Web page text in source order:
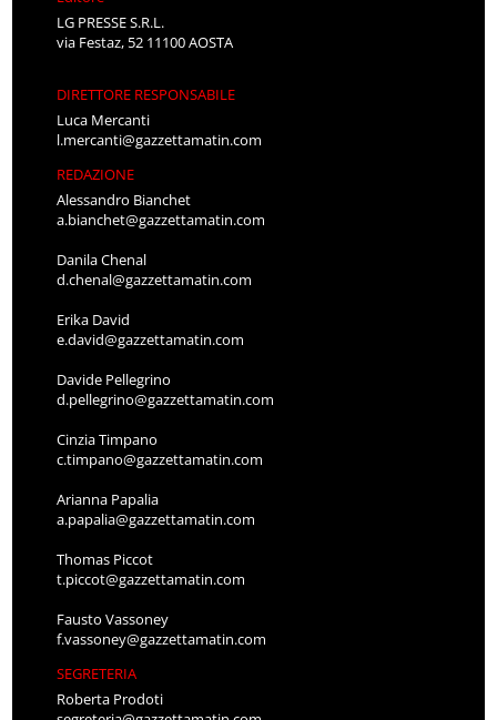
LG PRESSE S.R.L.
via Festaz, 52 11100 AOSTA
DIRETTORE RESPONSABILE
Luca Mercanti
l.mercanti@gazzettamatin.com
REDAZIONE
Alessandro Bianchet
a.bianchet@gazzettamatin.com
Danila Chenal
d.chenal@gazzettamatin.com
Erika David
e.david@gazzettamatin.com
Davide Pellegrino
d.pellegrino@gazzettamatin.com
Cinzia Timpano
c.timpano@gazzettamatin.com
Arianna Papalia
a.papalia@gazzettamatin.com
Thomas Piccot
t.piccot@gazzettamatin.com
Fausto Vassoney
f.vassoney@gazzettamatin.com
SEGRETERIA
Roberta Prodoti